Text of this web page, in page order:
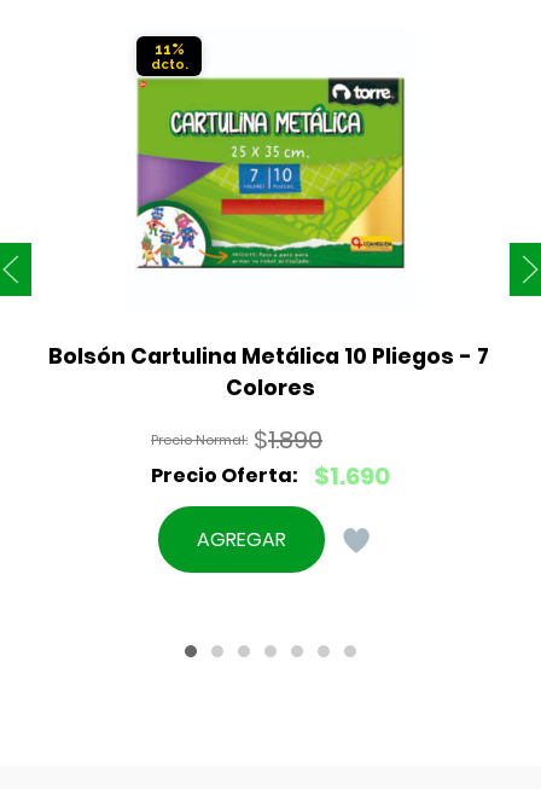
11%
Bolsón Cartulina Metálica 10 Pliegos - 7
Colores
$1.890
El
precio
original
$1.690
El
precio
actual
AGREGAR